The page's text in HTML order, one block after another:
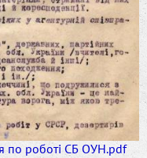
по роботі СБ ОУН.pdf